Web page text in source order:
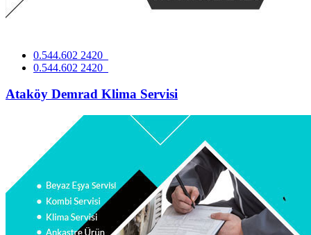
0.544.602 2420
0.544.602 2420
Ataköy Demrad Klima Servisi